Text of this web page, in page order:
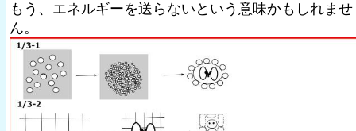
もう、エネルギーを送らないという意味かもしれませ
ん。